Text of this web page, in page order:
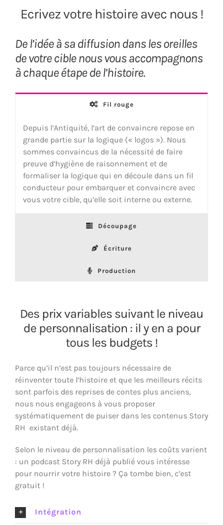
Ecrivez votre histoire avec nous !
De l’idée à sa diffusion dans les oreilles
de votre cible nous vous accompagnons
à chaque étape de l’histoire.
Fil rouge
Depuis l’Antiquité, l’art de convaincre repose en
grande partie sur la logique (« logos »). Nous
sommes convaincus de la nécessité de faire
preuve d’hygiène de raisonnement et de
formaliser la logique qui en découle dans un fil
conducteur pour embarquer et convaincre avec
vous votre cible, qu’elle soit interne ou externe.
Découpage
Écriture
Production
Des prix variables suivant le niveau
de personnalisation : il y en a pour
tous les budgets !
Parce qu’il n’est pas toujours nécessaire de
réinventer toute l’histoire et que les meilleurs récits
sont parfois des reprises de contes plus anciens,
nous nous engageons à vous proposer
systématiquement de puiser dans les contenus Story
RH existant déjà.
Selon le niveau de personnalisation les coûts varient
: un podcast Story RH déjà publié vous intéresse
pour nourrir votre histoire ? Ça tombe bien, c’est
gratuit !
Intégration